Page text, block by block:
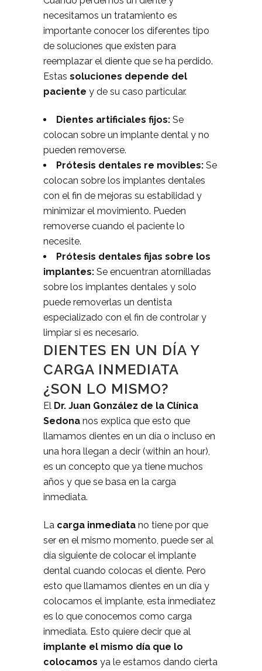
necesitamos un tratamiento es
importante conocer los diferentes tipo
de soluciones que existen para
reemplazar el diente que se ha perdido.
Estas soluciones depende del
paciente y de su caso particular.
Dientes artificiales fijos: Se
colocan sobre un implante dental y no
pueden removerse.
Prótesis dentales re movibles: Se
colocan sobre los implantes dentales
con el fin de mejoras su estabilidad y
minimizar el movimiento. Pueden
removerse cuando el paciente lo
necesite.
Prótesis dentales fijas sobre los
implantes: Se encuentran atornilladas
sobre los implantes dentales y solo
puede removerlas un dentista
especializado con el fin de controlar y
limpiar si es necesario.
DIENTES EN UN DÍA Y
CARGA INMEDIATA
¿SON LO MISMO?
El Dr. Juan González de la Clínica
Sedona nos explica que esto que
llamamos dientes en un día o incluso en
una hora llegan a decir (within an hour),
es un concepto que ya tiene muchos
años y que se basa en la carga
inmediata.
La carga inmediata no tiene por que
ser en el mismo momento, puede ser al
día siguiente de colocar el implante
dental cuando colocas el diente. Pero
esto que llamamos dientes en un día y
colocamos el implante, esta inmediatez
es lo que conocemos como carga
inmediata. Esto quiere decir que al
implante el mismo día que lo
colocamos ya le estamos dando cierta